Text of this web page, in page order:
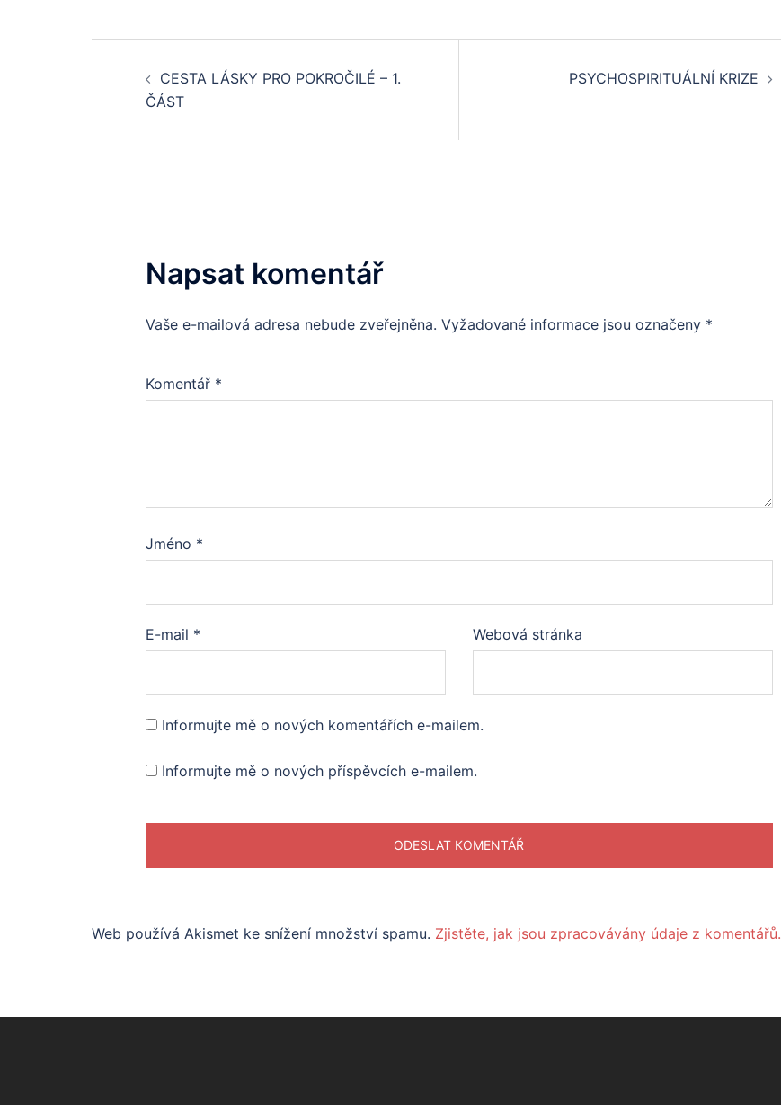
navigation
CESTA LÁSKY PRO POKROČILÉ – 1.
ČÁST
PSYCHOSPIRITUÁLNÍ KRIZE
Napsat komentář
Vaše e-mailová adresa nebude zveřejněna. Vyžadované informace jsou označeny *
Komentář *
Jméno *
E-mail * Webová stránka
Informujte mě o nových komentářích e-mailem.
Informujte mě o nových příspěvcích e-mailem.
Web používá Akismet ke snížení množství spamu. Zjistěte, jak jsou zpracovávány údaje z komentářů.